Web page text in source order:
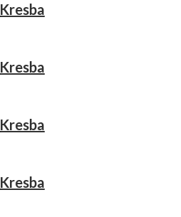
Kresba
Kresba
Kresba
Kresba